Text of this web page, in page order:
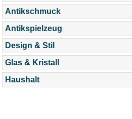
Antikschmuck
Antikspielzeug
Design & Stil
Glas & Kristall
Haushalt